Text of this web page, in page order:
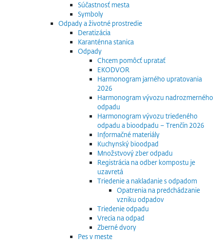
Súčastnosť mesta
Symboly
Odpady a životné prostredie
Deratizácia
Karanténna stanica
Odpady
Chcem pomôcť upratať
EKODVOR
Harmonogram jarného upratovania
2026
Harmonogram vývozu nadrozmerného
odpadu
Harmonogram vývozu triedeného
odpadu a bioodpadu – Trenčín 2026
Informačné materiály
Kuchynský bioodpad
Množstvový zber odpadu
Registrácia na odber kompostu je
uzavretá
Triedenie a nakladanie s odpadom
Opatrenia na predchádzanie
vzniku odpadov
Triedenie odpadu
Vrecia na odpad
Zberné dvory
Pes v meste